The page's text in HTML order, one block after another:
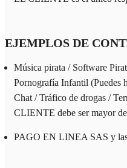
EJEMPLOS DE
Música pirata / Software
Pornografía Infantil (Puedes
Chat / Tráfico de drogas /
CLIENTE debe ser mayor
PAGO EN LINEA SAS y las